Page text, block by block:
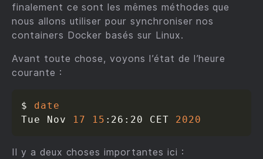
finalement ce sont les mêmes méthodes que
nous allons utiliser pour synchroniser nos
containers Docker basés sur Linux.
Avant toute chose, voyons l’état de l’heure
courante :
$ date
Tue Nov
17 15 :26:20 CET 2020
Il y a deux choses importantes ici :